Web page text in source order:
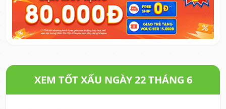
XEM TỐT XẤU NGÀY 22 THÁNG 6